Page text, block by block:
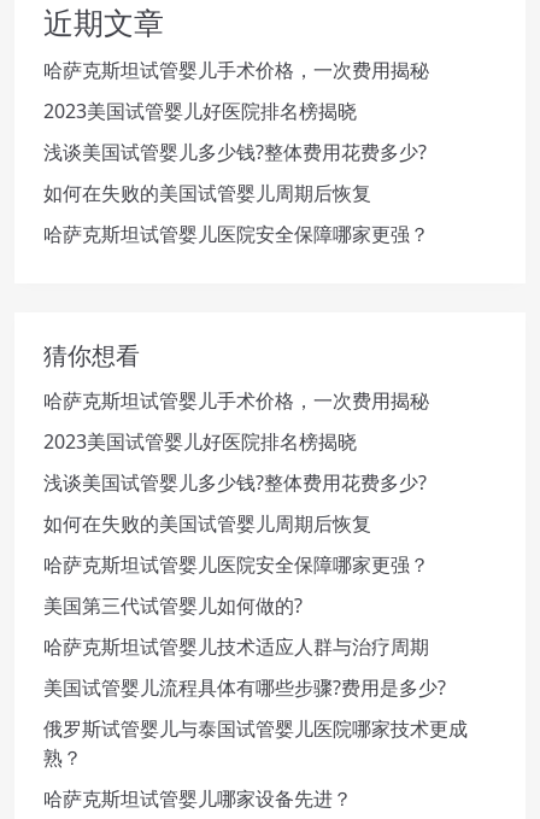
近期文章
哈萨克斯坦试管婴儿手术价格，一次费用揭秘
2023美国试管婴儿好医院排名榜揭晓
浅谈美国试管婴儿多少钱?整体费用花费多少?
如何在失败的美国试管婴儿周期后恢复
哈萨克斯坦试管婴儿医院安全保障哪家更强？
猜你想看
哈萨克斯坦试管婴儿手术价格，一次费用揭秘
2023美国试管婴儿好医院排名榜揭晓
浅谈美国试管婴儿多少钱?整体费用花费多少?
如何在失败的美国试管婴儿周期后恢复
哈萨克斯坦试管婴儿医院安全保障哪家更强？
美国第三代试管婴儿如何做的?
哈萨克斯坦试管婴儿技术适应人群与治疗周期
美国试管婴儿流程具体有哪些步骤?费用是多少?
俄罗斯试管婴儿与泰国试管婴儿医院哪家技术更成
熟？
哈萨克斯坦试管婴儿哪家设备先进？